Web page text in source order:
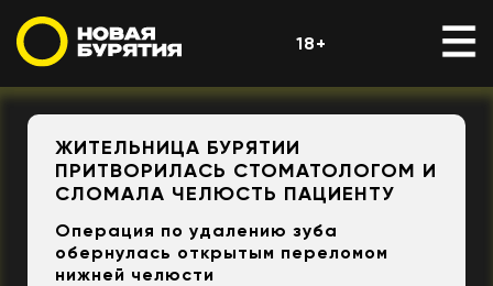
18+
ЖИТЕЛЬНИЦА БУРЯТИИ
ПРИТВОРИЛАСЬ СТОМАТОЛОГОМ И
СЛОМАЛА ЧЕЛЮСТЬ ПАЦИЕНТУ
Операция по удалению зуба
обернулась открытым переломом
нижней челюсти